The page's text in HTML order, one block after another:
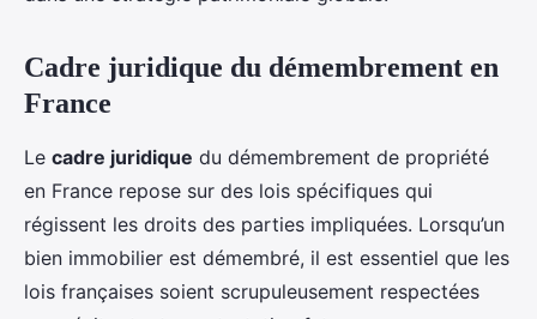
Cadre juridique du démembrement en
France
Le cadre juridique du démembrement de propriété
en France repose sur des lois spécifiques qui
régissent les droits des parties impliquées. Lorsqu’un
bien immobilier est démembré, il est essentiel que les
lois françaises soient scrupuleusement respectées